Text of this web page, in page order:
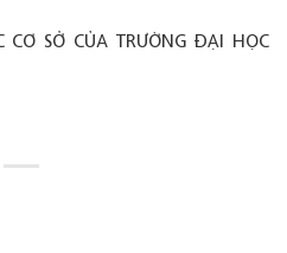
SỞ CỦA TRƯỜNG ĐẠI HỌC